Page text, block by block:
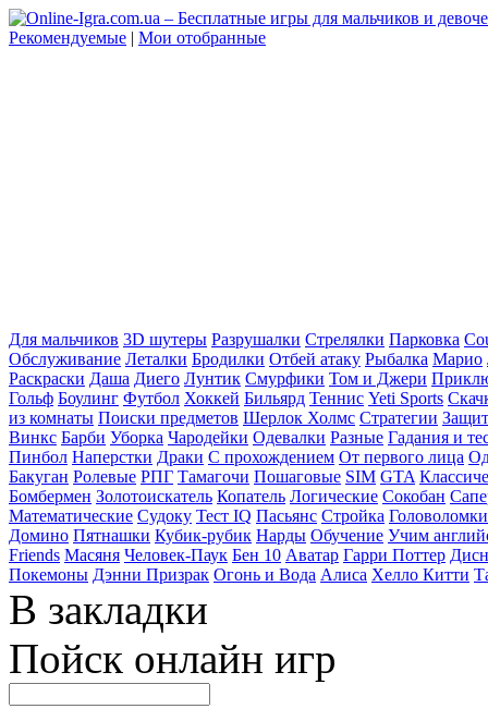
Рекомендуемые | Мои отобранные
Для мальчиков 3D шутеры Разрушалки Стрелялки Парковка
Обслуживание Леталки Бродилки Отбей атаку Рыбалка Марио
Раскраски Даша Диего Лунтик Смурфики Том и Джери
Гольф Боулинг Футбол Хоккей Бильярд Теннис Yeti Sports
из комнаты Поиски предметов Шерлок Холмс Стратегии
Винкс Барби Уборка Чародейки Одевалки Разные Гадания и
Пинбол Наперстки Драки С прохождением От первого лица
Бакуган Ролевые РПГ Тамагочи Пошаговые SIM GTA
Бомбермен Золотоискатель Копатель Логические Сокобан
Математические Судоку Тест IQ Пасьянс Стройка Головоломки
Домино Пятнашки Кубик-рубик Нарды Обучение Учим
Friends Масяня Человек-Паук Бен 10 Аватар Гарри Поттер
Покемоны Дэнни Призрак Огонь и Вода Алиса Хелло Китти
В закладки
Пойск онлайн игр